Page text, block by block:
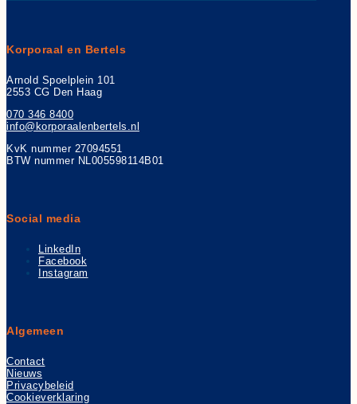
Korporaal en Bertels
Arnold Spoelplein 101
2553 CG Den Haag
070 346 8400
info@korporaalenbertels.nl
KvK nummer 27094551
BTW nummer NL005598114B01
Social media
LinkedIn
Facebook
Instagram
Algemeen
Contact
Nieuws
Privacybeleid
Cookieverklaring